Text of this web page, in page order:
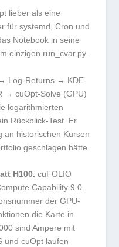
lieber als eine
fürsystemd, Cron und
Notebook in seine
einzigen run_cvar.py.
Log-Returns → KDE-
→ cuOpt-Solve (GPU)
logarithmierten
Rückblick-Test. Er
an historischen Kursen
geschlagen hätte.
H100. cuFOLIO
Capability 9.0.
der GPU-
die Karte in
sind Ampere mit
und cuOpt laufen